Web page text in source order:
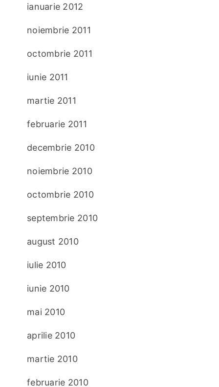
ianuarie 2012
noiembrie 2011
octombrie 2011
iunie 2011
martie 2011
februarie 2011
decembrie 2010
noiembrie 2010
octombrie 2010
septembrie 2010
august 2010
iulie 2010
iunie 2010
mai 2010
aprilie 2010
martie 2010
februarie 2010